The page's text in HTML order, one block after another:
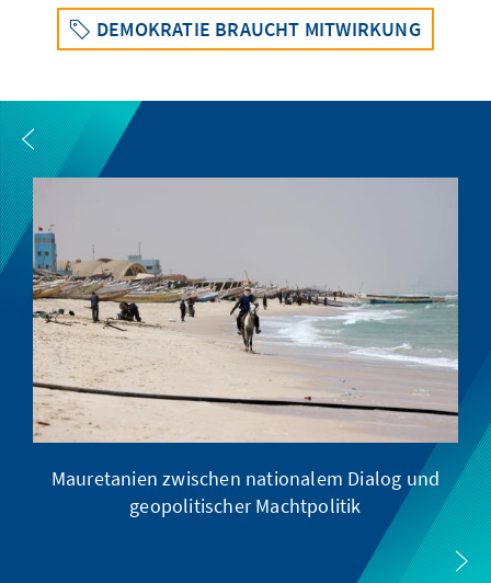
DEMOKRATIE BRAUCHT MITWIRKUNG
Mauretanien zwischen nationalem Dialog und
geopolitischer Machtpolitik